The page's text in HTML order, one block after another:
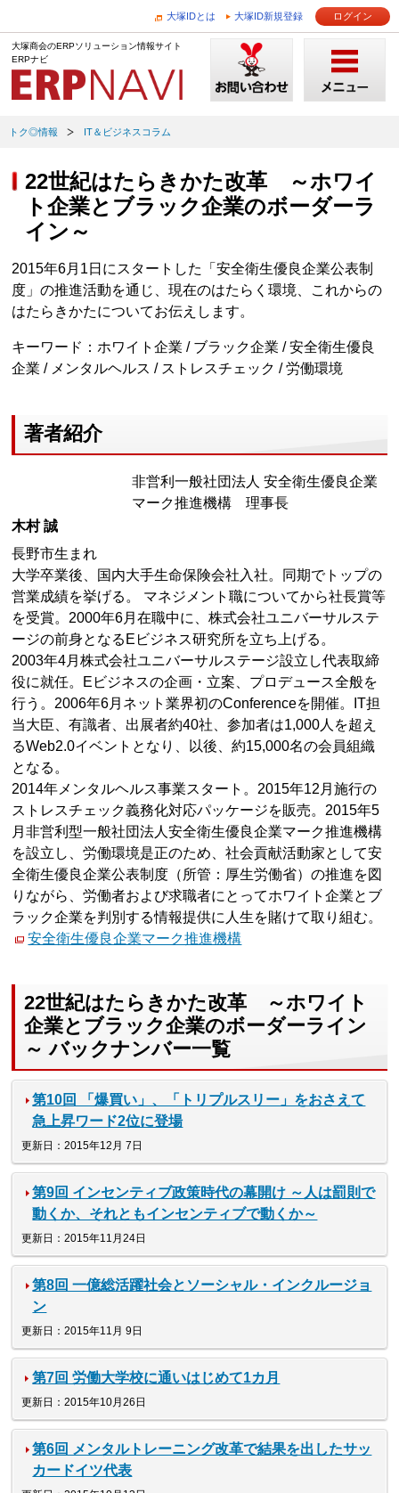
大塚IDとは 大塚ID新規登録 ログイン
大塚商会のERPソリューション情報サイト
ERPナビ
トク◎情報 IT＆ビジネスコラム
22世紀はたらきかた改革 ～ホワイ
ト企業とブラック企業のボーダーラ
イン～
2015年6月1日にスタートした「安全衛生優良企業公表制
度」の推進活動を通じ、現在のはたらく環境、これからの
はたらきかたについてお伝えします。
キーワード：ホワイト企業 / ブラック企業 / 安全衛生優良
企業 / メンタルヘルス / ストレスチェック / 労働環境
著者紹介
非営利一般社団法人 安全衛生優良企業
マーク推進機構 理事長
木村 誠
長野市生まれ
大学卒業後、国内大手生命保険会社入社。同期でトップの
営業成績を挙げる。 マネジメント職についてから社長賞等
を受賞。2000年6月在職中に、株式会社ユニバーサルステ
ージの前身となるEビジネス研究所を立ち上げる。
2003年4月株式会社ユニバーサルステージ設立し代表取締
役に就任。Eビジネスの企画・立案、プロデュース全般を
行う。2006年6月ネット業界初のConferenceを開催。IT担
当大臣、有識者、出展者約40社、参加者は1,000人を超え
るWeb2.0イベントとなり、以後、約15,000名の会員組織
となる。
2014年メンタルヘルス事業スタート。2015年12月施行の
ストレスチェック義務化対応パッケージを販売。2015年5
月非営利型一般社団法人安全衛生優良企業マーク推進機構
を設立し、労働環境是正のため、社会貢献活動家として安
全衛生優良企業公表制度（所管：厚生労働省）の推進を図
りながら、労働者および求職者にとってホワイト企業とブ
ラック企業を判別する情報提供に人生を賭けて取り組む。
安全衛生優良企業マーク推進機構
22世紀はたらきかた改革 ～ホワイト
企業とブラック企業のボーダーライン
～ バックナンバー一覧
第10回 「爆買い」、「トリプルスリー」をおさえて
急上昇ワード2位に登場
更新日：2015年12月 7日
第9回 インセンティブ政策時代の幕開け ～人は罰則で
動くか、それともインセンティブで動くか～
更新日：2015年11月24日
第8回 一億総活躍社会とソーシャル・インクルージョ
ン
更新日：2015年11月 9日
第7回 労働大学校に通いはじめて1カ月
更新日：2015年10月26日
第6回 メンタルトレーニング改革で結果を出したサッ
カードイツ代表